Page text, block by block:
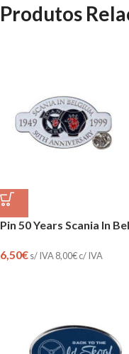
Produtos
Pin 50 Years Scania In
6,50€s/ IVA 8,00€c/ IVA